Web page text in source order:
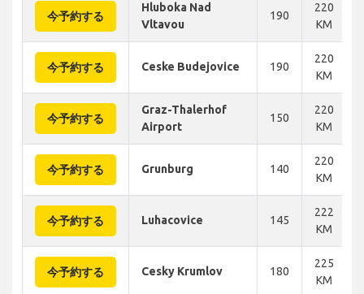
今予約する
Hluboka Nad
Vltavou
190
220
KM
今予約する Ceske Budejovice 190
220
KM
今予約する
Graz-Thalerhof
Airport
150
220
KM
今予約する Grunburg 140
220
KM
今予約する Luhacovice 145
222
KM
今予約する Cesky Krumlov 180
225
KM